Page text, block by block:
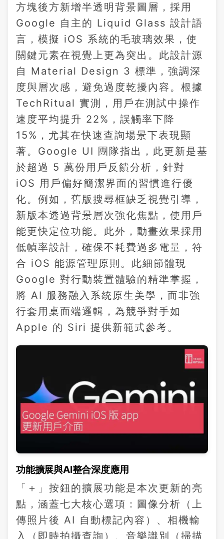
方塊後方新增半透明背景圖層，採用
Google 自主的 Liquid Glass 設計語
言，模擬 iOS 系統的毛玻璃效果，使
關鍵元素在視覺上更為突出。此設計源
自 Material Design 3 標準，強調深
度與層次感，避免過度乾擾內容。根據
TechRitual 實測，用戶在測試中操作
速度平均提升 22%，誤觸率下降
15%，尤其在快速查詢場景下表現顯
著。Google UI 團隊指出，此更新是基
於超過 5 萬份用戶反饋分析，針對
iOS 用戶偏好簡潔界面的習慣進行優
化。例如，舊版搜尋框缺乏視覺引導，
新版本透過背景層次強化焦點，使用戶
能更快定位功能。此外，動畫效果採用
低幀率設計，確保不耗費過多電量，符
合 iOS 能源管理原則。此細節體現
Google 對行動裝置體驗的精準掌握，
將 AI 服務融入系統原生美學，而非強
行套用桌面端邏輯，為競爭對手如
Apple 的 Siri 提供新範式參考。
功能擴展與AI整合深度應用
「＋」按鈕的擴展功能是本次更新的亮
點，涵蓋七大核心選項：圖像分析（上
傳照片後 AI 自動標記內容）、相機輸
入（即時拍攝查詢）、音樂識別（掃描